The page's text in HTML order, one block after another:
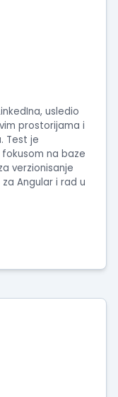
usledio
prostorijama i
Test je
na baze
verzionisanje
Angular i rad u